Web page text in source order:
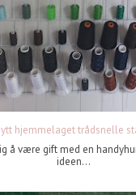
hjemmelaget trådsnelle
å være gift med en
ideen...